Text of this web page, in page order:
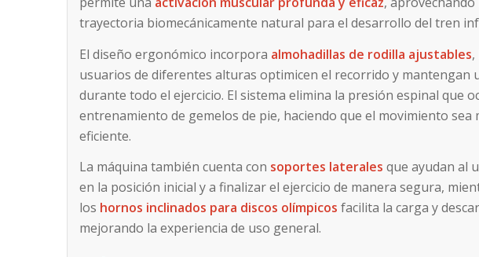
trayectoria biomecánicamente natural para el desarrollo del tren
El diseño ergonómico incorpora almohadillas de rodilla ajustables
usuarios de diferentes alturas optimicen el recorrido y mantengan
durante todo el ejercicio. El sistema elimina la presión espinal que
entrenamiento de gemelos de pie, haciendo que el movimiento sea
eficiente.
La máquina también cuenta con soportes laterales que ayudan al
en la posición inicial y a finalizar el ejercicio de manera segura,
los hornos inclinados para discos olímpicos facilita la carga y
mejorando la experiencia de uso general.